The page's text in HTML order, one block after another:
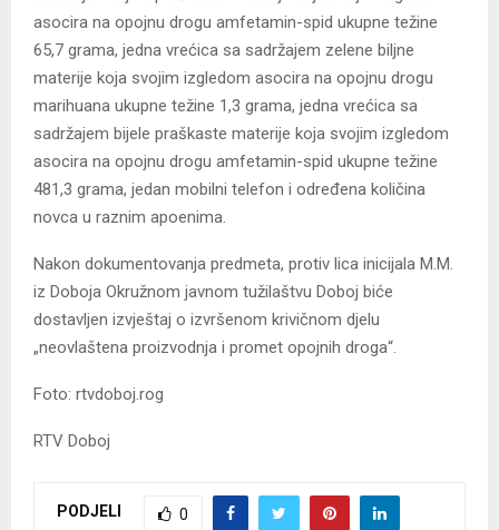
asocira na opojnu drogu amfetamin-spid ukupne težine
65,7 grama, jedna vrećica sa sadržajem zelene biljne
materije koja svojim izgledom asocira na opojnu drogu
marihuana ukupne težine 1,3 grama, jedna vrećica sa
sadržajem bijele praškaste materije koja svojim izgledom
asocira na opojnu drogu amfetamin-spid ukupne težine
481,3 grama, jedan mobilni telefon i određena količina
novca u raznim apoenima.
Nakon dokumentovanja predmeta, protiv lica inicijala M.M.
iz Doboja Okružnom javnom tužilaštvu Doboj biće
dostavljen izvještaj o izvršenom krivičnom djelu
„neovlaštena proizvodnja i promet opojnih droga“.
Foto: rtvdoboj.rog
RTV Doboj
PODJELI 0